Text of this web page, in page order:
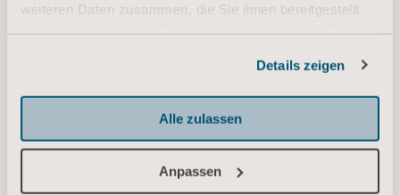
weiteren Daten zusammen, die Sie ihnen bereitgestellt
Details zeigen
Alle zulassen
Anpassen
Typ: Bedienungsanleitung (IFU)
in Ihrem Land verfügbar ist.